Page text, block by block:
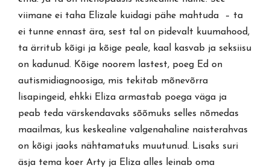
viimane ei taha Elizale kuidagi pähe mahtuda – ta
ei tunne ennast ära, sest tal on pidevalt kuumahood,
ta ärritub kõigi ja kõige peale, kaal kasvab ja seksiisu
on kadunud. Kõige noorem lastest, poeg Ed on
autismidiagnoosiga, mis tekitab mõnevõrra
lisapingeid, ehkki Eliza armastab poega väga ja
peab teda värskendavaks sõõmuks selles nõmedas
maailmas, kus keskealine valgenahaline naisterahvas
on kõigi jaoks nähtamatuks muutunud. Lisaks suri
äsja tema koer Arty ja Eliza alles leinab oma